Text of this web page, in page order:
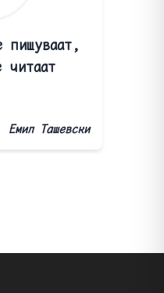
пишуваат,
читаат
Емил Ташевски